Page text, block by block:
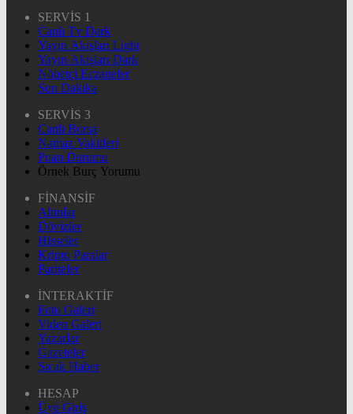
SERVİS 1
Canlı Tv Dark
Yayın Akışları Light
Yayın Akışları Dark
Nöbetçi Eczaneler
Son Dakika
SERVİS 3
Canlı Borsa
Namaz Vakitleri
Puan Durumu
Örnek Burç Yorumu
FİNANSİF
Altınlar
Dövizler
Hisseler
Kripto Paralar
Pariteler
İNTERAKTİF
Foto Galeri
Video Galeri
Yazarlar
Gazeteler
Sıcak Haber
HESAP
Üye Giriş